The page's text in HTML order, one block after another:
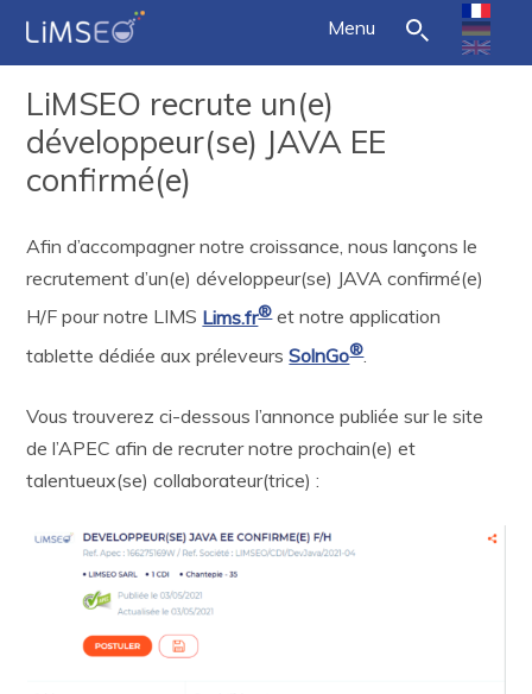
Menu
LiMSEO recrute un(e)
développeur(se) JAVA EE
confirmé(e)
Afin d’accompagner notre croissance, nous lançons le
recrutement d’un(e) développeur(se) JAVA confirmé(e)
H/F pour notre LIMS Lims.fr®et notre application
tablette dédiée aux préleveursSolnGo®.
Vous trouverez ci-dessous l’annonce publiée sur le site
de l’APEC afin de recruter notre prochain(e) et
talentueux(se) collaborateur(trice) :